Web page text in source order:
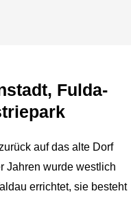
Fulda‐
auf das alte Dorf
Jahren wurde westlich
errichtet, sie besteht